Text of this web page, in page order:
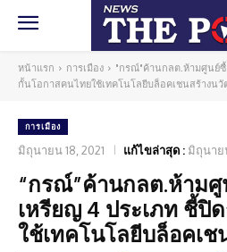
หน้าแรก การเมือง
"กรณ์"ค้านกลต.ห้ามศูนย์ซื้
กั้นโอกาสคนไทยใช้เทคโนโลยีบล็อคเชนสร้างนวั
การเมือง
มิถุนายน 18, 2021 แก้ไขล่าสุด : มิถุนาย
“กรณ์”ค้านกลต.ห้าม
เหรียญ 4 ประเภท ชี้ปิ
ใช้เทคโนโลยีบล็อคเช